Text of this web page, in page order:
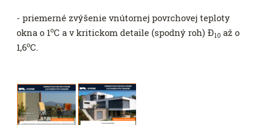
- priemerné zvýšenie vnútornej povrchovej teploty
okna o 1oC a v kritickom detaile (spodný roh) Ð10 až o
1,6oC.